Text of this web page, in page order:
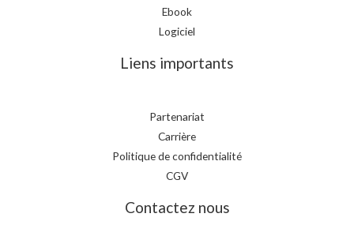
Ebook
Logiciel
Liens importants
Partenariat
Carrière
Politique de confidentialité
CGV
Contactez nous